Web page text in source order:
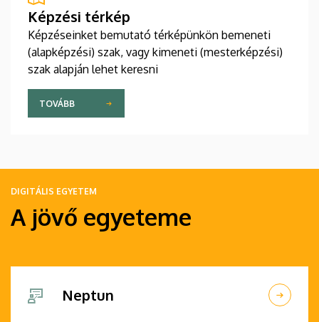
Képzési térkép
Képzéseinket bemutató térképünkön bemeneti
(alapképzési) szak, vagy kimeneti (mesterképzési)
szak alapján lehet keresni
TOVÁBB
DIGITÁLIS EGYETEM
A jövő egyeteme
Neptun